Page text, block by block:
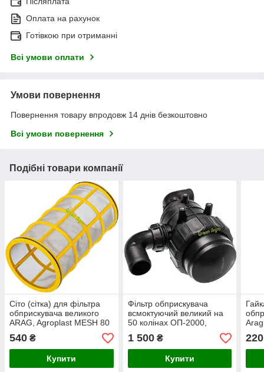
Оплата на рахунок
Готівкою при отриманні
Всі умови оплати
Умови повернення
Повернення товару впродовж 14 днів безкоштовно
Всі умови повернення
Подібні товари компанії
Сіто (сітка) для фільтра
обприскувача великого
ARAG, Agroplast MESH 80
(жовта)
540 ₴
Купити
Фільтр обприскувача
всмоктуючий великий на
50 колінах ОП-2000,
Agroplast AP14F_50
1 500₴
Купити
Arag
220